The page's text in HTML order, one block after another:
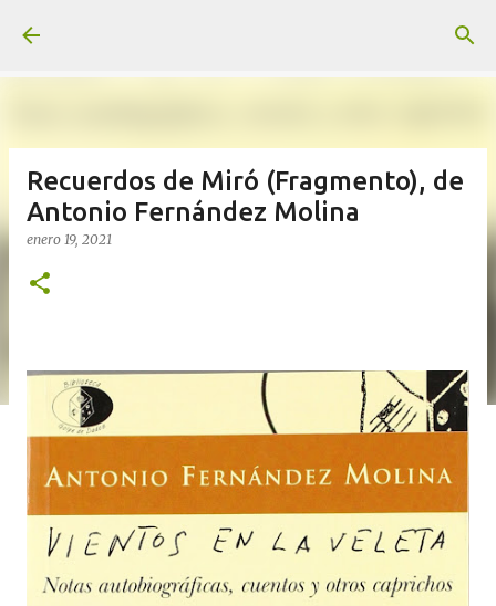
Recuerdos de Miró (Fragmento), de
Antonio Fernández Molina
enero 19, 2021